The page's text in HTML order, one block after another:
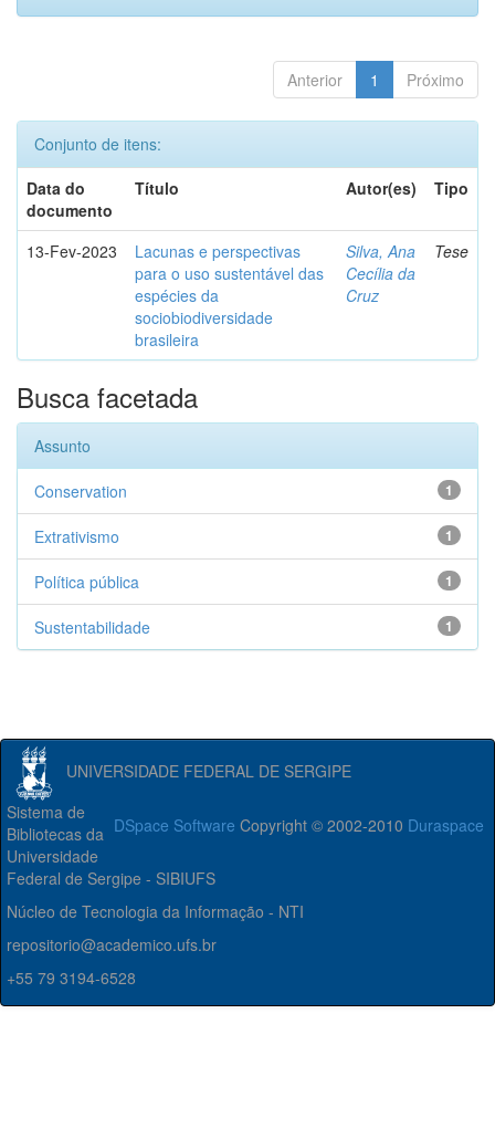
Anterior 1 Próximo
Conjunto de itens:
Data do
documento
Título Autor(es) Tipo
13-Fev-2023
Lacunas e perspectivas
para o uso sustentável das
espécies da
sociobiodiversidade
brasileira
Silva, Ana
Cecília da
Cruz
Tese
Busca facetada
Assunto
1
Conservation
1
Extrativismo
1
Política pública
1
Sustentabilidade
UNIVERSIDADE FEDERAL DE SERGIPE
DSpace Software Copyright © 2002-2010 Duraspace
Sistema de
Bibliotecas da
Universidade
Federal de Sergipe - SIBIUFS
Núcleo de Tecnologia da Informação - NTI
repositorio@academico.ufs.br
+55 79 3194-6528